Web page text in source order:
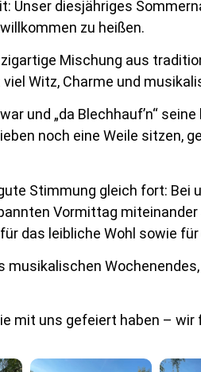
Unser diesjähriges
zu heißen.
Mischung aus
Witz, Charme und
und „da Blechhauf’n“
noch eine Weile sitzen,
Stimmung gleich fort: Bei
Vormittag
das leibliche Wohl sowie
musikalischen
mit uns gefeiert haben –